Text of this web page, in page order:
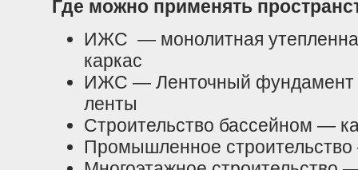
Где можно применять
ИЖС — монолитная
каркас
ИЖС — Ленточный фундамент
ленты
Строительство бассейном —
Промышленное